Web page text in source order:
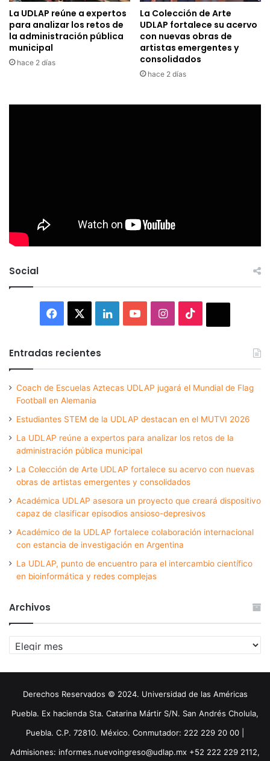
La UDLAP reúne a expertos
para analizar los retos de
la administración pública
municipal
hace 2 días
La Colección de Arte
UDLAP fortalece su acervo
con nuevas obras de
artistas emergentes y
consolidados
hace 2 días
Social
Facebook LinkedInYouTubeInstagram
Entradas recientes
Coach de Escuelas Aztecas UDLAP jugará el Mundial de Flag
Football en Alemania
Estudiantes STEM de la UDLAP destacan en el MUTVI 2026
La UDLAP reúne a expertos para analizar los retos de la
administración pública municipal
La Colección de Arte UDLAP fortalece su acervo con nuevas
obras de artistas emergentes y consolidados
Académica UDLAP asesora un proyecto que creará dispositivo
capaz de clasificar episodios ansioso-depresivos
Académico de la UDLAP fortalece colaboración internacional
con estancia de investigación en Argentina
La UDLAP, punto de encuentro para el intercambio científico
en bioinformática y redes complejas
Archivos
Archivos
Derechos Reservados © 2024. Universidad de las Américas
Puebla. Ex hacienda Sta. Catarina Mártir S/N. San Andrés Cholula,
Puebla. C.P. 72810. México. Conmutador: 222 229 20 00 |
Admisiones: informes.nuevoingreso@udlap.mx +52 222 229 2112,